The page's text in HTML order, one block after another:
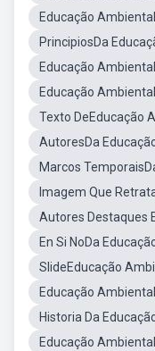
Educação
PrincipiosDa
Educação
Educação
Texto DeEducação
AutoresDa
Marcos
Imagem Que
Autores Destaques
En Si NoDa
SlideEducação
Educação
Historia Da
Educação